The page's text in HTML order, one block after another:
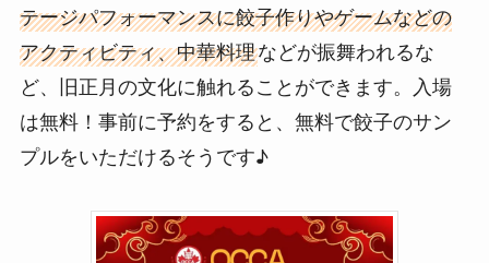
テージパフォーマンスに餃子作りやゲームなどの
アクティビティ、中華料理などが振舞われるな
ど、旧正月の文化に触れることができます。入場
は無料！事前に予約をすると、無料で餃子のサン
プルをいただけるそうです♪